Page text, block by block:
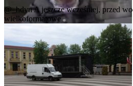
@_hdvnA jeszcze wcześniej, przed
wielkoformatowe